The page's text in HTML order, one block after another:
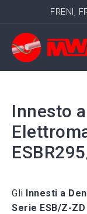
FRENI,
Innesto
Gli Innesti a
Serie ESB/Z-ZD